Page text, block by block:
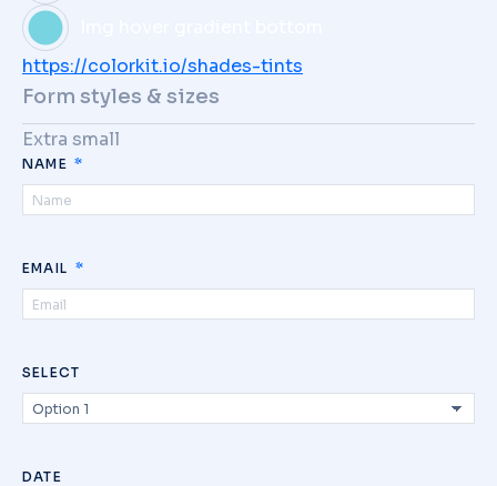
https://colorkit.io/shades-tints
Form styles & sizes
Extra small
NAME
EMAIL
SELECT
DATE